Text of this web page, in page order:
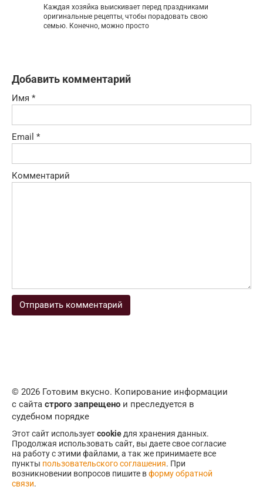
Каждая хозяйка выискивает перед праздниками
оригинальные рецепты, чтобы порадовать свою
семью. Конечно, можно просто
Добавить комментарий
Имя *
Email *
Комментарий
© 2026 Готовим вкусно. Копирование информации
с сайта строго запрещено и преследуется в
судебном порядке
Этот сайт используетcookie для хранения данных.
Продолжая использовать сайт, вы даете свое согласие
на работу с этими файлами, а так же принимаете все
пункты пользовательского соглашения. При
возникновении вопросов пишите вформу обратной
связи.